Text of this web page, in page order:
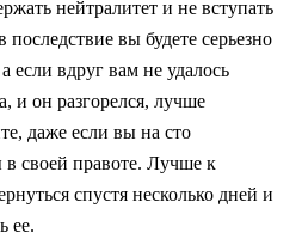
нейтралитет и не вступать
вы будете серьезно
если вдруг вам не удалось
и он разгорелся, лучше
даже если вы на сто
своей правоте. Лучше к
спустя несколько дней и
ее.